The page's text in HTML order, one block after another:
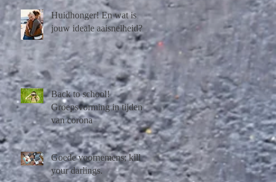
Huidhonger! En wat is
jouw ideale aaisnelheid?
Back to school!
Groepsvorming in tijden
van corona
Goede voornemens; kill
your darlings.